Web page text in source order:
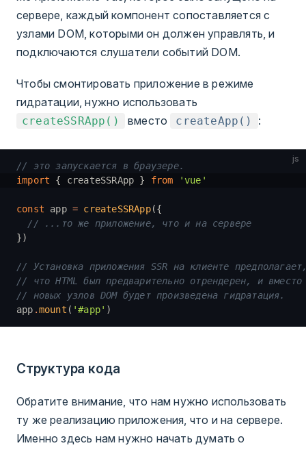
сервере, каждый компонент сопоставляется с
узлами DOM, которыми он должен управлять, и
подключаются слушатели событий DOM.
Чтобы смонтировать приложение в режиме
гидратации, нужно использовать
createSSRApp() вместо createApp() :
js
// это запускается в браузере.
import { createSSRApp } from 'vue'
const app = createSSRApp({
  // ...то же приложение, что и на сервере
})
// Установка приложения SSR на клиенте
// что HTML был предварительно отрендерен, и вместо
// новых узлов DOM будет произведена гидратация.
app .mount ( '#app' )
Структура кода
Обратите внимание, что нам нужно использовать
ту же реализацию приложения, что и на сервере.
Именно здесь нам нужно начать думать о